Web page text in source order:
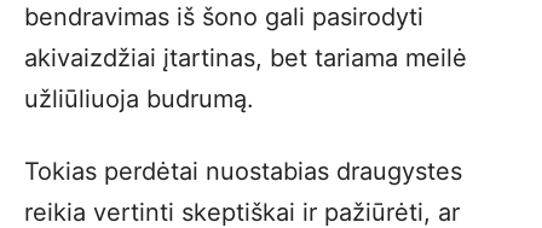
bendravimas iš šono gali pasirodyti
akivaizdžiai įtartinas, bet tariama meilė
užliūliuoja budrumą.
Tokias perdėtai nuostabias draugystes
reikia vertinti skeptiškai ir pažiūrėti, ar